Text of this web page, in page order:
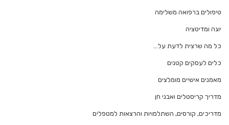
טיפולים ברפואה משלימה
יוגה ומדיטציה
כל מה שרצית לדעת על…
כלים לעסקים קטנים
מאמנים אישיים מומלצים
מדריך קריסטלים ואבני חן
מדריכים, קורסים, השתלמויות והרצאות למטפלים